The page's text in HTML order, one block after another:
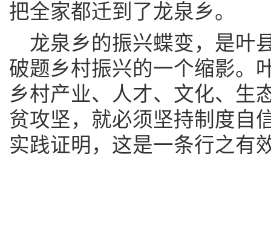
把全家都迁到了龙泉乡。
龙泉乡的振兴蝶变，是叶
破题乡村振兴的一个缩影。
乡村产业、人才、文化、生
贫攻坚，就必须坚持制度自
实践证明，这是一条行之有